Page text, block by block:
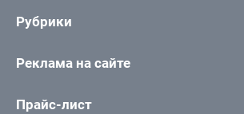
Рубрики
Реклама на сайте
Прайс-лист